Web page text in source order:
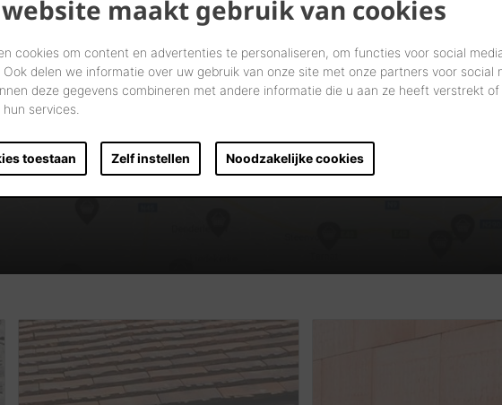
website maakt gebruik van cookies
cookies om content en advertenties te personaliseren, om functies voor social
Ook delen we informatie over uw gebruik van onze site met onze partners voor social
deze gegevens combineren met andere informatie die u aan ze heeft verstrekt
services.
toestaan Zelf instellen Noodzakelijke cookies
Vind verdelers in uw buurt
START UW ZOEKTOCHT